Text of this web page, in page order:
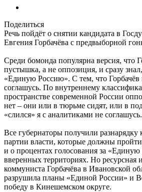
Поделиться
Речь пойдёт о снятии кандидата в
Евгения Горбачёва с предвыборной
Среди бомонда популярна версия, что
пустышка, а не оппозиция, и сразу
«Единую Россию». С тем, что Горбачёв
соглашусь. По внутреннему
пространстве современной России
нет – они или в тюрьме сидят, или в
«слился» я с аналитиками не соглашусь.
Все губернаторы получили разнарядку
партии власти, которые должны
и о процентах голосования за
вверенных территориях. Но ресурсная
коммуниста Горбачёва в Ивановской
разрушила планы «Единой России» и
победу в Кинешемском округе.